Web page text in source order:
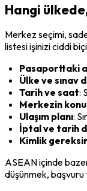
Hangi
Merkez seçimi,
listesi işinizi ciddi
Pasaporttaki
Ülke ve sınav
Tarih ve saat:
Merkezin
Ulaşım planı:
İptal ve tarih
Kimlik
ASEAN içinde
düşünmek,